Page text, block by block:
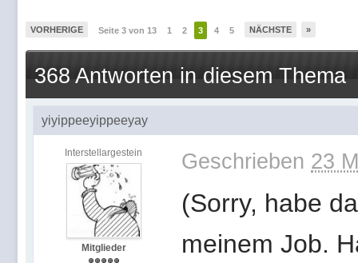
VORHERIGE Seite 3 von 13 1 2 3 4 5 NÄCHSTE »
368 Antworten in diesem Thema
yiyippeeyippeeyay
Interstellargestein
Mitglieder
Geschrieben 23
(Sorry, habe
meinem Job.